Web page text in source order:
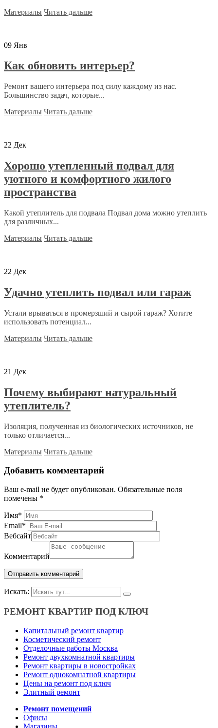
Материалы Читать дальше
09 Янв
Как обновить интерьер?
Ремонт вашего интерьера под силу каждому из нас.
Большинство задач, которые...
Материалы Читать дальше
22 Дек
Хорошо утепленный подвал для
уютного и комфортного жилого
пространства
Какой утеплитель для подвала Подвал дома можно утеплить
для различных...
Материалы Читать дальше
22 Дек
Удачно утеплить подвал или гараж
Устали врываться в промерзший и сырой гараж? Хотите
использовать потенциал...
Материалы Читать дальше
21 Дек
Почему выбирают натуральный
утеплитель?
Изоляция, полученная из биологических источников, не
только отличается...
Материалы Читать дальше
Добавить комментарий
Ваш e-mail не будет опубликован. Обязательные поля
помечены *
Имя*
Email*
Вебсайт
Комментарий
Искать:
РЕМОНТ КВАРТИР ПОД КЛЮЧ
Капитальный ремонт квартир
Косметический ремонт
Отделочные работы Москва
Ремонт двухкомнатной квартиры
Ремонт квартиры в новостройках
Ремонт однокомнатной квартиры
Цены на ремонт под ключ
Элитный ремонт
Ремонт помещений
Офисы
Магазины